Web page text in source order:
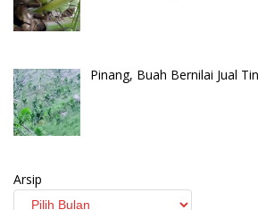
Pinang, Buah Bernilai Jual
Arsip